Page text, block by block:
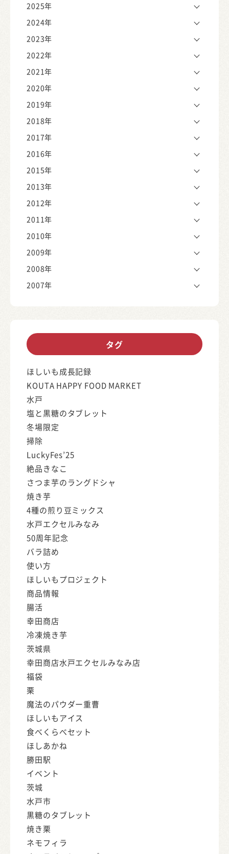
2025年
2024年
2023年
2022年
2021年
2020年
2019年
2018年
2017年
2016年
2015年
2013年
2012年
2011年
2010年
2009年
2008年
2007年
タグ
ほしいも成長記録
KOUTA HAPPY FOOD MARKET
水戸
塩と黒糖のタブレット
冬場限定
掃除
LuckyFes’25
絶品きなこ
さつま芋のラングドシャ
焼き芋
4種の煎り豆ミックス
水戸エクセルみなみ
50周年記念
バラ詰め
使い方
ほしいもプロジェクト
商品情報
腸活
幸田商店
冷凍焼き芋
茨城県
幸田商店水戸エクセルみなみ店
福袋
栗
魔法のパウダー重曹
ほしいもアイス
食べくらべセット
ほしあかね
勝田駅
イベント
茨城
水戸市
黒糖のタブレット
焼き栗
ネモフィラ